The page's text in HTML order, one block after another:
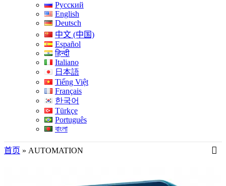
Русский
English
Deutsch
中文 (中国)
Español
हिन्दी
Italiano
日本語
Tiếng Việt
Français
한국어
Türkçe
Português
বাংলা
首页 » AUTOMATION